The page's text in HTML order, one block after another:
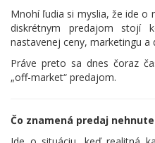
Mnohí ľudia si myslia, že ide o
diskrétnym predajom stojí
nastavenej ceny, marketingu a
Práve preto sa dnes čoraz
„off-market“ predajom.
Čo znamená predaj